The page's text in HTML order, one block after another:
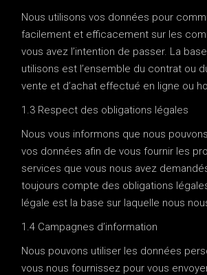
Nous utilisons vos données pour
facilement et efficacement sur les
vous avez l’intention de passer. La
utilisons est l’ensemble du contrat ou
vente et d’achat effectué en ligne ou
1.3 Respect des obligations légales
Nous vous informons que nous
vos données afin de vous fournir les
services que vous nous avez
toujours compte des obligations
légale est la base sur laquelle nous
1.4 Campagnes d’information
Nous pouvons utiliser les données
vous nous fournissez pour vous